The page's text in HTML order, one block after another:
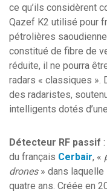
ce qu’ils considèrent
Qazef K2 utilisé pour
pétrolières
constitué de fibre de
réduite, il ne pourra
radars « classiques ».
des radaristes,
intelligents dotés
Détecteur RF passif
du français Cerbair, «
drones» dans laquelle
quatre ans. Créée en